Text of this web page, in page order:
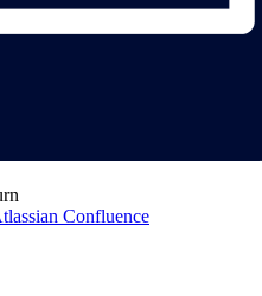
Confluence